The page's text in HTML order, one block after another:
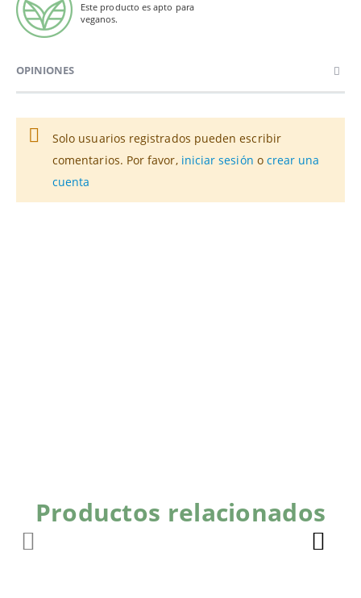
Este producto es apto para
veganos.
OPINIONES
Solo usuarios registrados pueden escribir
comentarios. Por favor, iniciar sesión o crear una
cuenta
Productos relacionados